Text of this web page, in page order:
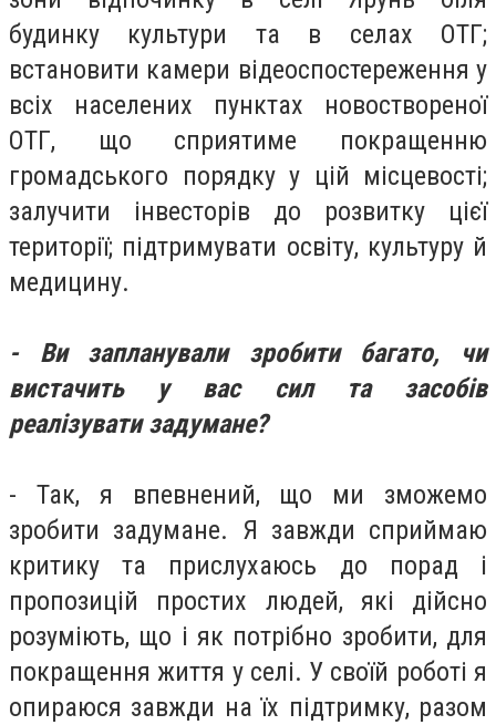
будинку культури та в селах ОТГ;
встановити камери відеоспостереження у
всіх населених пунктах новоствореної
ОТГ, що сприятиме покращенню
громадського порядку у цій місцевості;
залучити інвесторів до розвитку цієї
території; підтримувати освіту, культуру й
медицину.
- Ви запланували зробити багато, чи
вистачить у вас сил та засобів
реалізувати задумане?
- Так, я впевнений, що ми зможемо
зробити задумане. Я завжди сприймаю
критику та прислухаюсь до порад і
пропозицій простих людей, які дійсно
розуміють, що і як потрібно зробити, для
покращення життя у селі. У своїй роботі я
опираюся завжди на їх підтримку, разом